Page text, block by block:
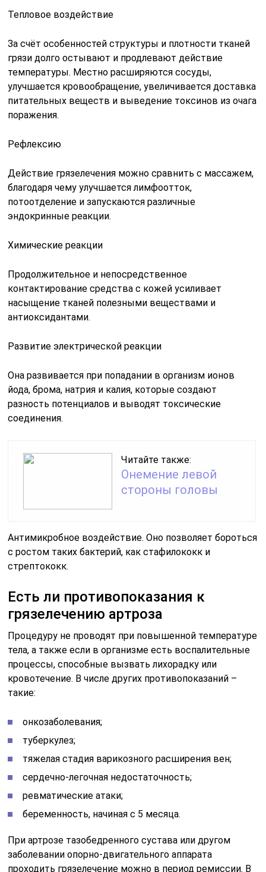
Тепловое воздействие
За счёт особенностей структуры и плотности тканей
грязи долго остывают и продлевают действие
температуры. Местно расширяются сосуды,
улучшается кровообращение, увеличивается доставка
питательных веществ и выведение токсинов из очага
поражения.
Рефлексию
Действие грязелечения можно сравнить с массажем,
благодаря чему улучшается лимфоотток,
потоотделение и запускаются различные
эндокринные реакции.
Химические реакции
Продолжительное и непосредственное
контактирование средства с кожей усиливает
насыщение тканей полезными веществами и
антиоксидантами.
Развитие электрической реакции
Она развивается при попадании в организм ионов
йода, брома, натрия и калия, которые создают
разность потенциалов и выводят токсические
соединения.
Читайте также:
Онемение левой
стороны головы
Антимикробное воздействие. Оно позволяет бороться
с ростом таких бактерий, как стафилококк и
стрептококк.
Есть ли противопоказания к
грязелечению артроза
Процедуру не проводят при повышенной температуре
тела, а также если в организме есть воспалительные
процессы, способные вызвать лихорадку или
кровотечение. В числе других противопоказаний –
такие:
онкозаболевания;
туберкулез;
тяжелая стадия варикозного расширения вен;
сердечно-легочная недостаточность;
ревматические атаки;
беременность, начиная с 5 месяца.
При артрозе тазобедренного сустава или другом
заболевании опорно-двигательного аппарата
проходить грязелечение можно в период ремиссии. В